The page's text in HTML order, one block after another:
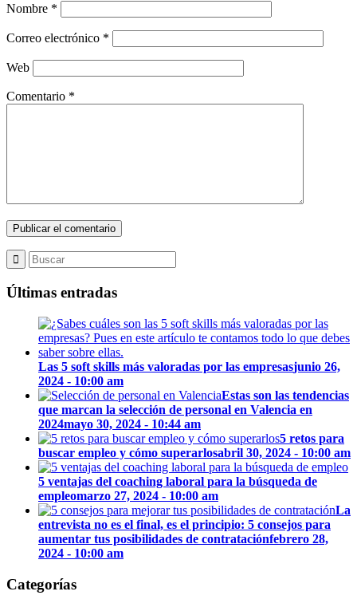
Nombre *
Correo electrónico *
Web
Comentario *
Últimas entradas
Las 5 soft skills más valoradas por las empresasjunio 26,
2024 - 10:00 am
Estas son las tendencias
que marcan la selección de personal en Valencia en
2024mayo 30, 2024 - 10:44 am
5 retos para
buscar empleo y cómo superarlosabril 30, 2024 - 10:00 am
5 ventajas del coaching laboral para la búsqueda de
empleomarzo 27, 2024 - 10:00 am
La
entrevista no es el final, es el principio: 5 consejos para
aumentar tus posibilidades de contrataciónfebrero 28,
2024 - 10:00 am
Categorías